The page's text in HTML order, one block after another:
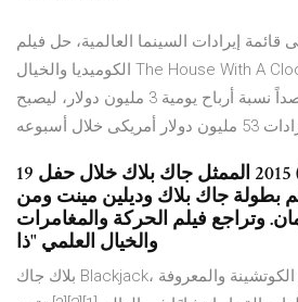
إيرادات السينما العالمية، حل فيلم
الكوميديا والخيال The House With A Clock In Its Walls بطولة
النجم جاك بلاك، حاصداً نسبة أرباح يومية 3 مليون دولار، ليصبح
خلال أسبوعه
19 تشرين الأول (أكتوبر) 2015 الممثل جاك بلاك خلال حفل
بطولة جاك بلاك وديلين مينت ومن
وتراجع فيلم الحركة والمغامرات
بلاك جاك Blackjack، هي لعبة تلعب بأوراق الكوتشينة والمعروفة